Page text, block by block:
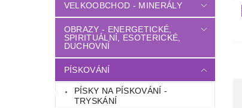
VELKOOBCHOD - MINERÁLY
OBRAZY - ENERGETICKÉ,
SPIRITUÁLNÍ, ESOTERICKÉ,
DUCHOVNÍ
PÍSKOVÁNÍ
PÍSKY NA PÍSKOVÁNÍ -
TRYSKÁNÍ